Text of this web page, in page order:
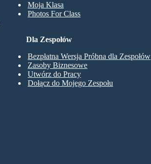
Moja Klasa
Photos For Class
Dla Zespołów
Bezpłatna Wersja Próbna dla Zespołów
Zasoby Biznesowe
Utwórz do Pracy
Dołącz do Mojego Zespołu